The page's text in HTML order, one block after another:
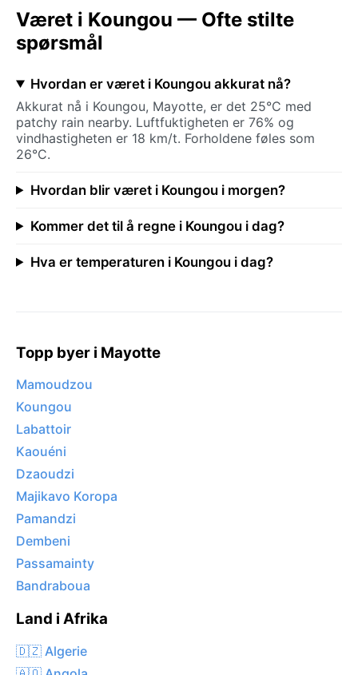
Været i Koungou — Ofte stilte
spørsmål
Hvordan er været i Koungou akkurat nå?
Akkurat nå i Koungou, Mayotte, er det 25°C med
patchy rain nearby. Luftfuktigheten er 76% og
vindhastigheten er 18 km/t. Forholdene føles som
26°C.
Hvordan blir været i Koungou i morgen?
Kommer det til å regne i Koungou i dag?
Hva er temperaturen i Koungou i dag?
Topp byer i Mayotte
Mamoudzou
Koungou
Labattoir
Kaouéni
Dzaoudzi
Majikavo Koropa
Pamandzi
Dembeni
Passamainty
Bandraboua
Land i Afrika
🇩🇿 Algerie